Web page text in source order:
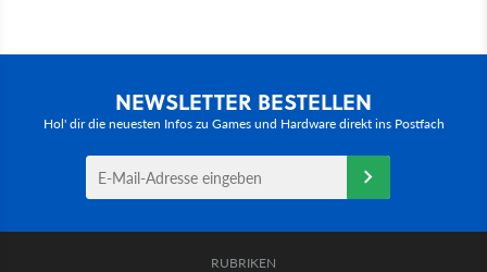
NEWSLETTER BESTELLEN
Hol' dir die neuesten Infos zu Games und Hardware direkt ins Postfach
RUBRIKEN